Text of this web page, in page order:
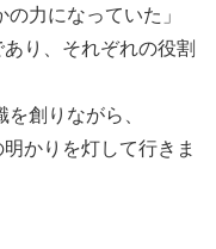
力になっていた」
り、それぞれの役割
創りながら、
かりを灯して行きま